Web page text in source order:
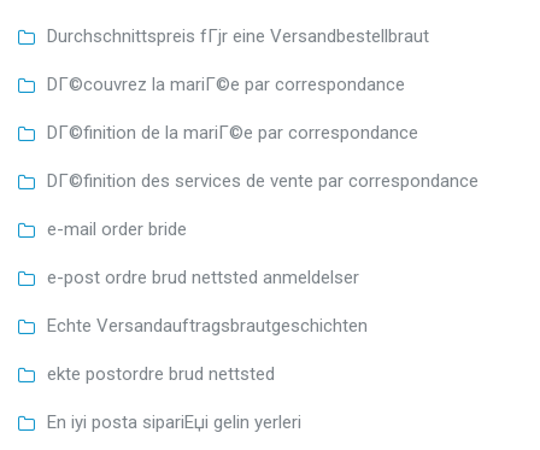
Durchschnittspreis fГјr eine Versandbestellbraut
DГ©couvrez la mariГ©e par correspondance
DГ©finition de la mariГ©e par correspondance
DГ©finition des services de vente par correspondance
e-mail order bride
e-post ordre brud nettsted anmeldelser
Echte Versandauftragsbrautgeschichten
ekte postordre brud nettsted
En iyi posta sipariЕџi gelin yerleri